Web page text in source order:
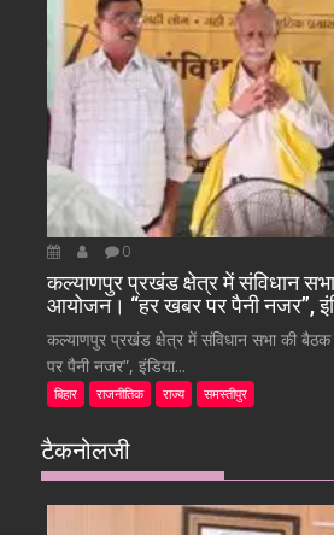
0
कल्याणपुर प्रखंड क्षेत्र में संविधान
आयोजन। “हर खबर पर पैनी नजर”,
कल्याणपुर प्रखंड क्षेत्र में संविधान सभा की
पर पैनी नजर”, इंडिया...
बिहार राजनीतिक राज्य समस्तीपुर
टैकनोलजी